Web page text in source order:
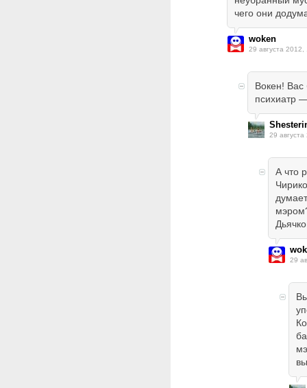
чего они
woken
29 августа 2012,
Вокен! Вас
психиатр
29
А что
29